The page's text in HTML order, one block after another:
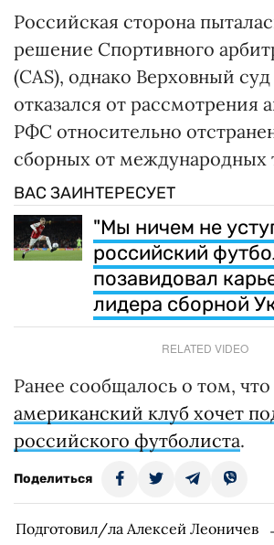
Российская сторона
решение Спортивного
(CAS), однако Верховный
отказался от рассмотрения
РФС относительно
сборных от международных
ВАС ЗАИНТЕРЕСУЕТ
"Мы ничем не
российский
позавидовал
лидера сборной
RELATED VIDEO
Ранее сообщалось о том, что
американский клуб хочет
российского футболиста.
Поделиться
Подготовил/ла Алексей Леоничев